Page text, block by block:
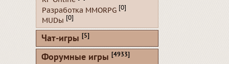
Разработка MMORPG [0]
MUDы [0]
Чат-игры [5]
Форумные игры [4933]